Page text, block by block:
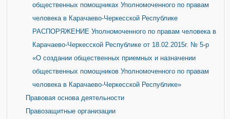
общественных помощниках Уполномоченного по правам
человека в Карачаево-Черкесской Республике
РАСПОРЯЖЕНИЕ Уполномоченного по правам человека в
Карачаево-Черкесской Республике от 18.02.2015г. № 5-р
«О создании общественных приемных и назначении
общественных помощников Уполномоченного по правам
человека в Карачаево-Черкесской Республике»
Правовая основа деятельности
Правозащитные организации